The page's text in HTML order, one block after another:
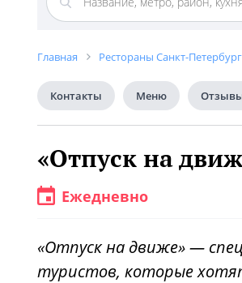
Главная Рестораны Санкт-
Контакты Меню
«Отпуск на
Ежедневно
«Отпуск на движе» —
туристов, которые